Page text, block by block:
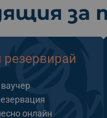
за
резервирай
онлайн